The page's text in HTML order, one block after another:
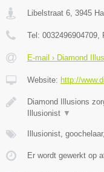
Libelstraat 6 3945
Tel: 0032496904709
E-mail › Diamond
Website: http://
Diamond Illusions
Illusionist ▼
Illusionist,
Er wordt gewerkt op